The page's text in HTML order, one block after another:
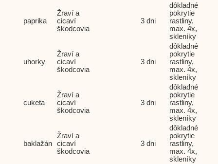
paprika
Žraví a
cicaví
škodcovia
3 dni
dôkladné
pokrytie
rastliny,
max. 4x,
skleníky
uhorky
Žraví a
cicaví
škodcovia
3 dni
dôkladné
pokrytie
rastliny,
max. 4x,
skleníky
cuketa
Žraví a
cicaví
škodcovia
3 dni
dôkladné
pokrytie
rastliny,
max. 4x,
skleníky
baklažán
Žraví a
cicaví
škodcovia
3 dni
dôkladné
pokrytie
rastliny,
max. 4x,
skleníky